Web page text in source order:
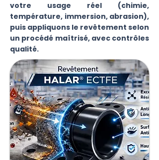
votre usage réel (chimie,
température, immersion, abrasion),
puis appliquons le revêtement selon
un procédé maîtrisé, avec contrôles
qualité.